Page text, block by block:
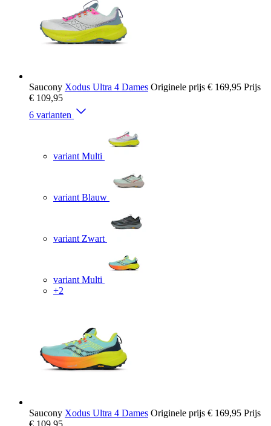
Saucony Xodus Ultra 4 Dames Originele prijs € 169,95 Prijs
€ 109,95
6 varianten
variant Multi
variant Blauw
variant Zwart
variant Multi
+2
Saucony Xodus Ultra 4 Dames Originele prijs € 169,95 Prijs
€ 109,95